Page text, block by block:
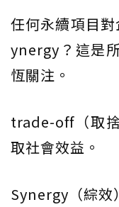
任何永續項目
ynergy？這是
恆關注。
trade-off（取
取社會效益。
Synergy（綜效